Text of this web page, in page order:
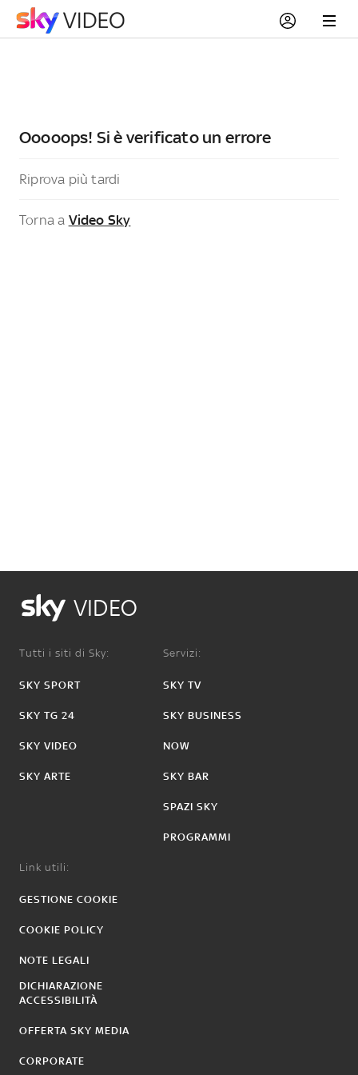
Ooooops! Si è verificato un errore
Riprova più tardi
Torna a Video Sky
VIDEO
Tutti i siti di Sky:
SKY SPORT
SKY TG 24
SKY VIDEO
SKY ARTE
Servizi:
SKY TV
SKY BUSINESS
NOW
SKY BAR
SPAZI SKY
PROGRAMMI
Link utili:
GESTIONE COOKIE
COOKIE POLICY
NOTE LEGALI
DICHIARAZIONE
ACCESSIBILITÀ
OFFERTA SKY MEDIA
CORPORATE